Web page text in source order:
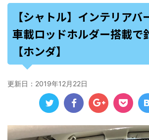
【シャトル】インテリアバ
車載ロッドホルダー搭載で
【ホンダ】
更新日： 2019年12月22日